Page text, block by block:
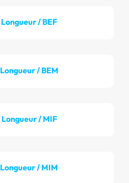
Longueur / BEF
Longueur / BEM
Longueur / MIF
Longueur / MIM